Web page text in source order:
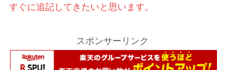
すぐに追記してきたいと思います。
スポンサーリンク